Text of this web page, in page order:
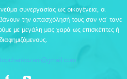
συνεργασίας ως οικογένεια, οι
την απασχόλησή τους σαν να’ τανε
με μεγάλη μας χαρά ως επισκέπτες ή
topchankozani@gmail.com